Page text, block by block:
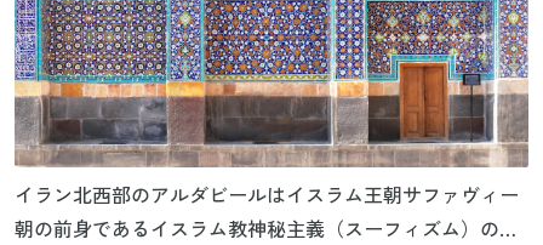
イラン北西部のアルダビールはイスラム王朝サファヴィー
朝の前身であるイスラム教神秘主義（スーフィズム）のサ